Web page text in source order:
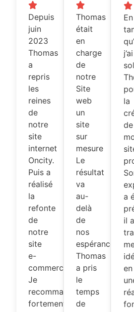
Depuis
juin
2023
Thomas
a
repris
les
reines
de
notre
site
internet
Oncity.
Puis a
réalisé
la
refonte
de
notre
site
e-
commerce.
Je
recommande
fortement
Thomas
était
en
charge
de
notre
Site
web
un
site
sur
mesure
Le
résultat
va
au-
delà
de
nos
espérances…
Thomas
a pris
le
temps
de
En
j’ai
la
de
a
il
en